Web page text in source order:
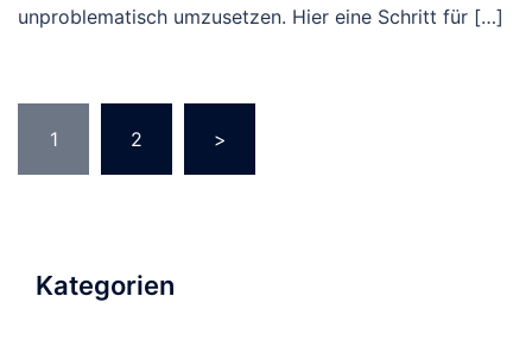
unproblematisch umzusetzen. Hier eine Schritt für […]
der
Beiträge
1 2 >
Kategorien